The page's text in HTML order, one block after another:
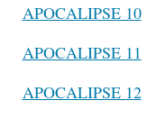
APOCALIPSE 10
APOCALIPSE 11
APOCALIPSE 12